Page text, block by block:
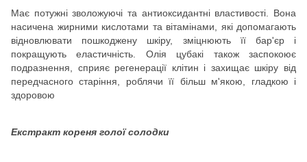
Має потужні зволожуючі та антиоксидантні властивості. Вона
насичена жирними кислотами та вітамінами, які допомагають
відновлювати пошкоджену шкіру, зміцнюють її бар'єр і
покращують еластичність. Олія цубакі також заспокоює
подразнення, сприяє регенерації клітин і захищає шкіру від
передчасного старіння, роблячи її більш м'якою, гладкою і
здоровою
Екстракт кореня голої солодки